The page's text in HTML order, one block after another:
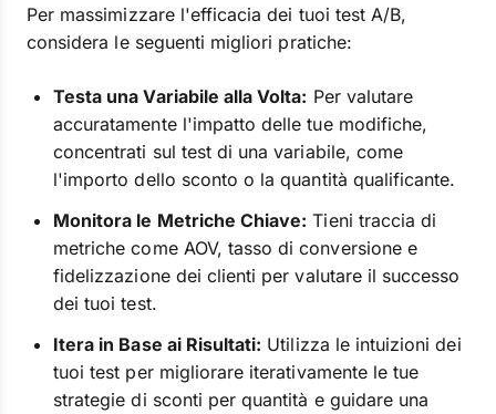
Per massimizzare l'efficacia dei tuoi test A/B,
considera le seguenti migliori pratiche:
Testa una Variabile alla Volta: Per valutare
accuratamente l'impatto delle tue modifiche,
concentrati sul test di una variabile, come
l'importo dello sconto o la quantità qualificante.
Monitora le Metriche Chiave: Tieni traccia di
metriche come AOV, tasso di conversione e
fidelizzazione dei clienti per valutare il successo
dei tuoi test.
Itera in Base ai Risultati: Utilizza le intuizioni dei
tuoi test per migliorare iterativamente le tue
strategie di sconti per quantità e guidare una